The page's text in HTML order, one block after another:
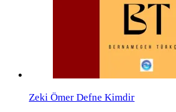
Zeki Ömer Defne Kimdir